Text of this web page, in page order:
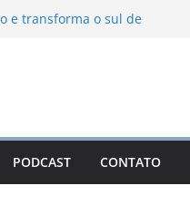
e transforma o sul de
com ruas
da represa
PODCAST CONTATO